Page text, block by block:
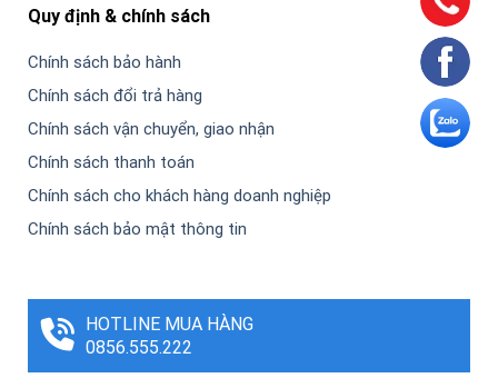
Quy định & chính sách
Chính sách bảo hành
Chính sách đổi trả hàng
Chính sách vận chuyển, giao nhận
Chính sách thanh toán
Chính sách cho khách hàng doanh nghiệp
Chính sách bảo mật thông tin
HOTLINE MUA HÀNG
0856.555.222